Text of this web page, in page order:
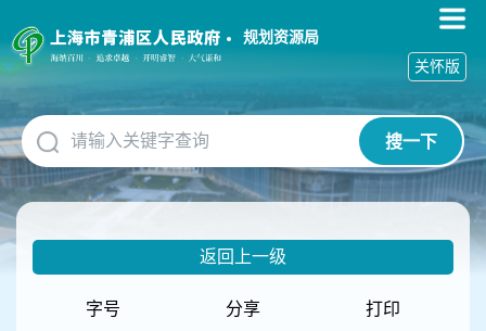
障
碍
作
说
明
跳
到
网
规划资源局
搜一下
关怀版
返回上一级
字号
分享 打印